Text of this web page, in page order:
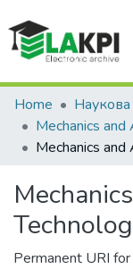
Communities &
All of DSpace
Home
Permanent URI